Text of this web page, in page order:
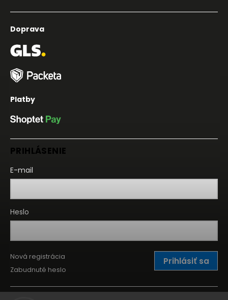
Doprava
Platby
PRIHLÁSENIE
E-mail
Heslo
Prihlásiť sa
Nová registrácia
Zabudnuté heslo